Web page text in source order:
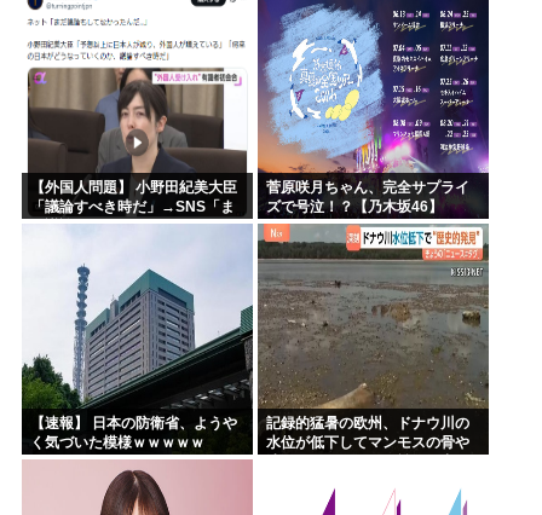
【外国人問題】 小野田紀美大臣
「議論すべき時だ」→SNS「ま
だ議論もしてなかったんだ...」→
す」めちゃくちゃ仕事して...
菅原咲月ちゃん、完全サプライ
ズで号泣！？【乃木坂46】
【速報】 日本の防衛省、ようや
く気づいた模様ｗｗｗｗｗ
記録的猛暑の欧州、ドナウ川の
水位が低下してマンモスの骨や